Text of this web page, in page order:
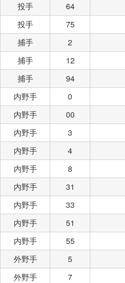
投手
64
投手
75
捕手
2
捕手
12
捕手
94
内野手
0
内野手
00
内野手
3
内野手
4
内野手
8
内野手
31
内野手
33
内野手
51
内野手
55
外野手
5
外野手
7